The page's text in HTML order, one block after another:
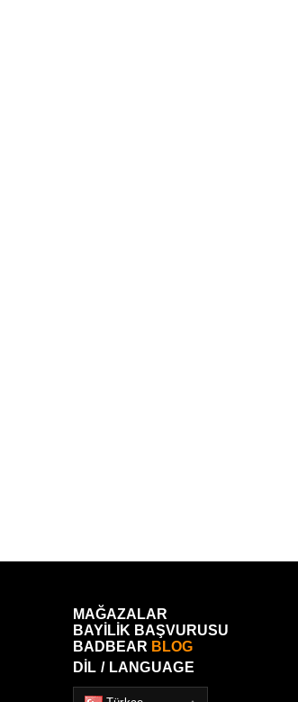
MAĞAZALAR
BAYİLİK BAŞVURUSU
BADBEAR BLOG
DİL / LANGUAGE